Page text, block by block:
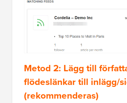
Metod 2: Lägg till
flödeslänkar till inlägg/
(rekommenderas)